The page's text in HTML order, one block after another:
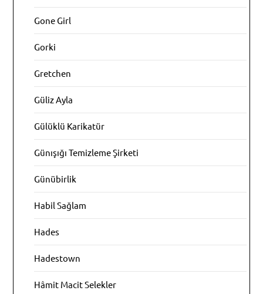
Gone Girl
Gorki
Gretchen
Güliz Ayla
Gülüklü Karikatür
Günışığı Temizleme Şirketi
Günübirlik
Habil Sağlam
Hades
Hadestown
Hâmit Macit Selekler